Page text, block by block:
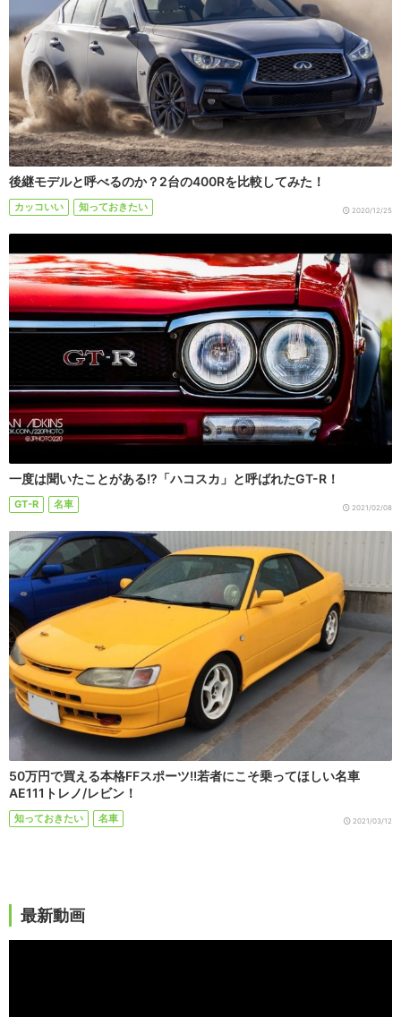
後継モデルと呼べるのか？2台の400Rを比較してみた！
カッコいい 知っておきたい 2020/12/25
一度は聞いたことがある!?「ハコスカ」と呼ばれたGT-R！
GT-R 名車 2021/02/08
50万円で買える本格FFスポーツ!!若者にこそ乗ってほしい名車
AE111トレノ/レビン！
知っておきたい 名車 2021/03/12
最新動画